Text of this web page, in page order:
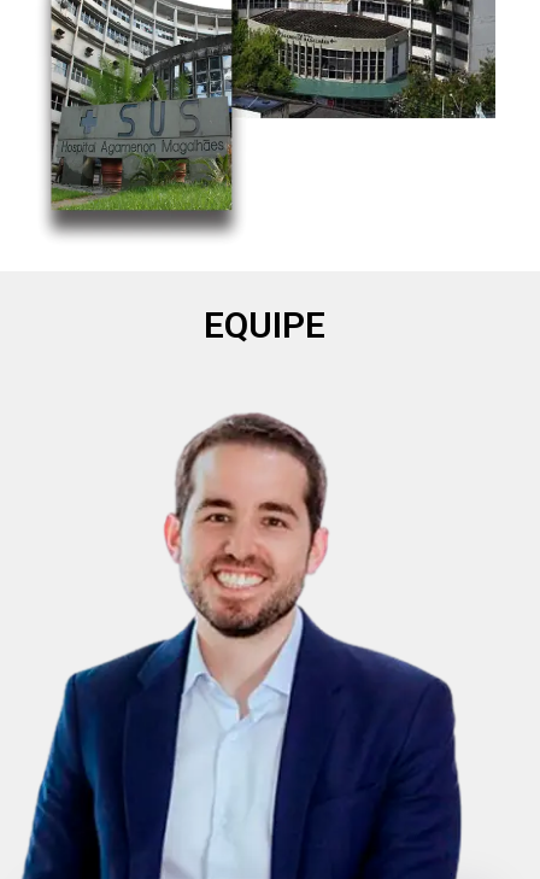
EQUIPE